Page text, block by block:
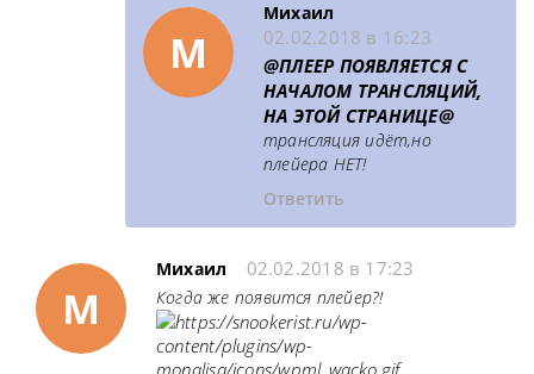
М
Михаил
02.02.2018 в 16:23
@ПЛЕЕР ПОЯВЛЯЕТСЯ С
НАЧАЛОМ ТРАНСЛЯЦИЙ,
НА ЭТОЙ СТРАНИЦЕ@
трансляция идёт,но
плейера НЕТ!
Ответить
М
Михаил 02.02.2018 в 17:23
Когда же появится плейер?!